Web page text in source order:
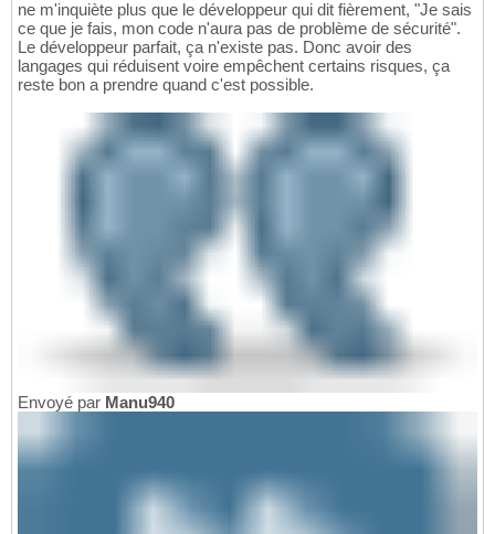
ne m'inquiète plus que le développeur qui dit fièrement, "Je sais
ce que je fais, mon code n'aura pas de problème de sécurité".
Le développeur parfait, ça n'existe pas. Donc avoir des
langages qui réduisent voire empêchent certains risques, ça
reste bon a prendre quand c'est possible.
Envoyé par Manu940